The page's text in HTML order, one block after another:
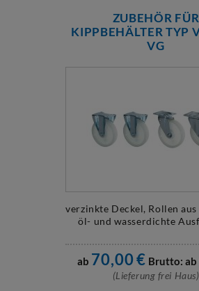
ZUBEHÖR FÜR
KIPPBEHÄLTER TYP
VG
verzinkte Deckel, Rollen
öl- und wasserdichte
ab 70,00€ Brutto: ab
(Lieferung frei Haus)